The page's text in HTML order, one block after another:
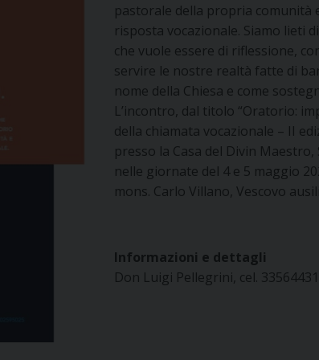
pastorale della propria comunità
risposta vocazionale. Siamo lieti
che vuole essere di riflessione,
servire le nostre realtà fatte di
nome della Chiesa e come
L’incontro, dal titolo “Oratorio:
della chiamata vocazionale – II
presso la Casa del Divin
nelle giornate del 4 e 5 maggio
mons. Carlo Villano, Vescovo
Informazioni e dettagli
Don Luigi Pellegrini, cel.